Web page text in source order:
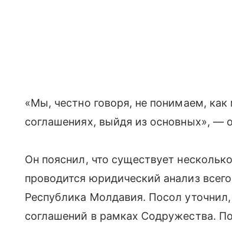
«Мы, честно говоря, не понимаем,
соглашениях, выйдя из основных», —
Он пояснил, что существует
проводится юридический анализ
Республика Молдавия. Посол
соглашений в рамках Содружества.